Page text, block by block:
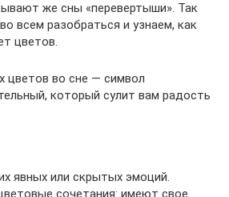
же сны «перевертыши». Так
всем разобраться и узнаем, как
цветов.
цветов во сне — символ
который сулит вам радость
явных или скрытых эмоций.
сочетания: имеют свое